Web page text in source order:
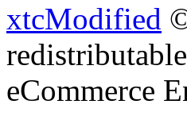
xtcModified
eCommerce